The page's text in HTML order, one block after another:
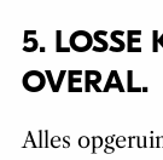
5. LOSSE
OVERAL.
Alles